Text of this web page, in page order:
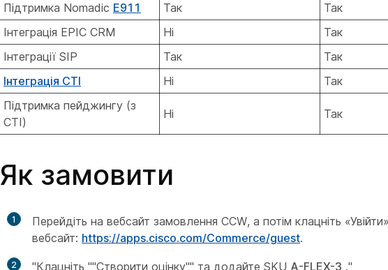
Підтримка Nomadic E911 Так
Так
Інтеграція EPIC CRM
Ні
Так
Інтеграції SIP
Так
Так
Інтеграція CTI
Ні
Так
Підтримка пейджингу (з
CTI)
Ні Так
Як замовити
1
Перейдіть на вебсайт замовлення CCW, а потім клацніть
вебсайт: https://apps.cisco.com/Commerce/guest.
2 "Клацніть ""Створити оцінку"" та додайте SKU A-FLEX-3 ."